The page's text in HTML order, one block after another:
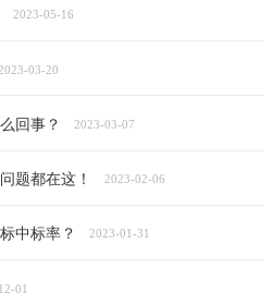
2023-05-16
2023-03-20
回事？ 2023-03-07
题都在这！ 2023-02-06
中标率？ 2023-01-31
01